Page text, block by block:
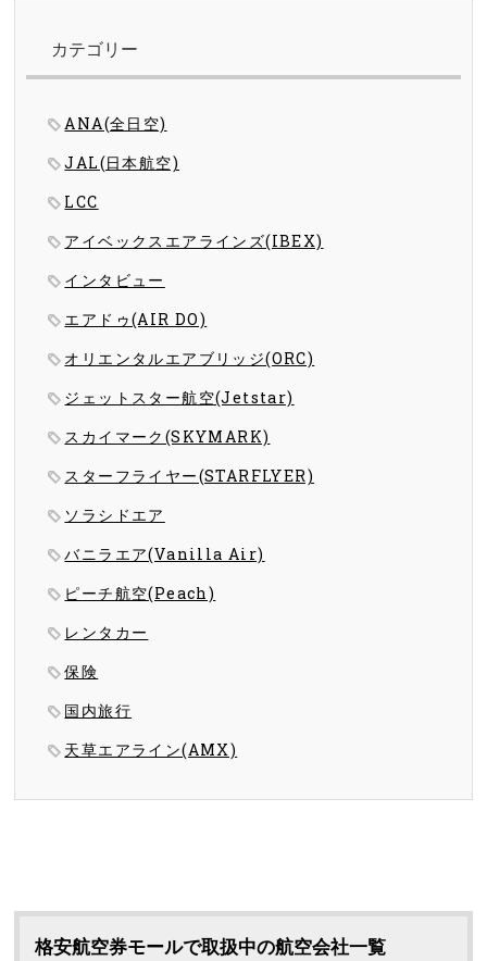
カテゴリー
ANA(全日空)
JAL(日本航空)
LCC
アイベックスエアラインズ(IBEX)
インタビュー
エアドゥ(AIR DO)
オリエンタルエアブリッジ(ORC)
ジェットスター航空(Jetstar)
スカイマーク(SKYMARK)
スターフライヤー(STARFLYER)
ソラシドエア
バニラエア(Vanilla Air)
ピーチ航空(Peach)
レンタカー
保険
国内旅行
天草エアライン(AMX)
格安航空券モールで取扱中の航空会社一覧